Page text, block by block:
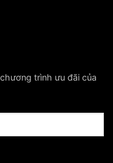
trình ưu đãi của